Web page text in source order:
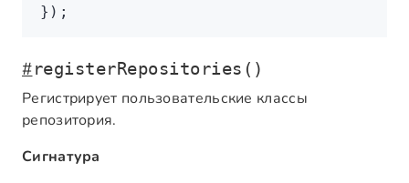
});
#registerRepositories()
Регистрирует пользовательские классы
репозитория.
Сигнатура